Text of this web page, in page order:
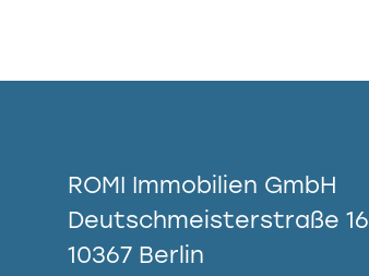
ROMI Immobilien GmbH
Deutschmeisterstraße 16
10367 Berlin